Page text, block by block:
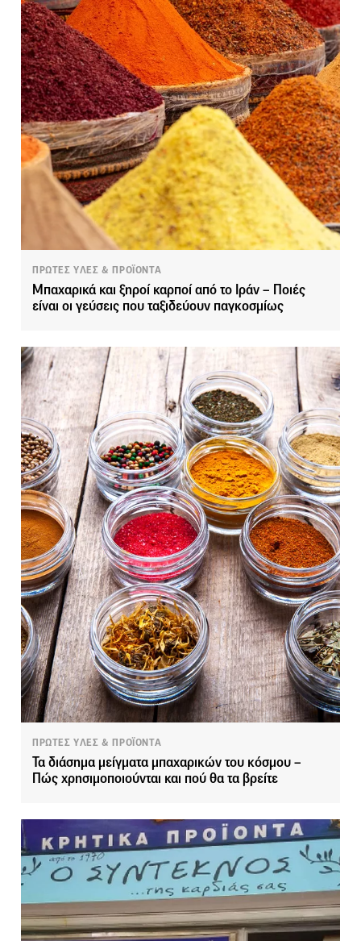
ΠΡΩΤΕΣ ΥΛΕΣ & ΠΡΟΪΟΝΤΑ
Μπαχαρικά και ξηροί καρποί από το Ιράν – Ποιές
είναι οι γεύσεις που ταξιδεύουν παγκοσμίως
ΠΡΩΤΕΣ ΥΛΕΣ & ΠΡΟΪΟΝΤΑ
Τα διάσημα μείγματα μπαχαρικών του κόσμου –
Πώς χρησιμοποιούνται και πού θα τα βρείτε